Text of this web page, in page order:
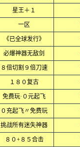
星王＋１
一区
《已全球发行》
必爆神器无敌剑
８倍切割９倍刀速
１８０复古
免费玩·０元起飞
０充起飞〃免费玩
挑战所有迷失神器
８０+８５合击